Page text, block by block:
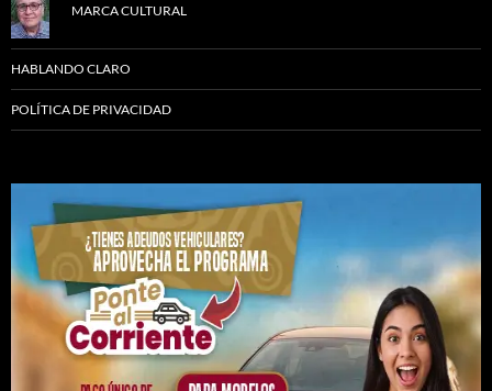
MARCA CULTURAL
HABLANDO CLARO
POLÍTICA DE PRIVACIDAD